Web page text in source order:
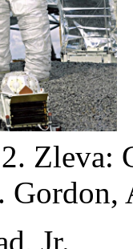
Zleva:
Jr.